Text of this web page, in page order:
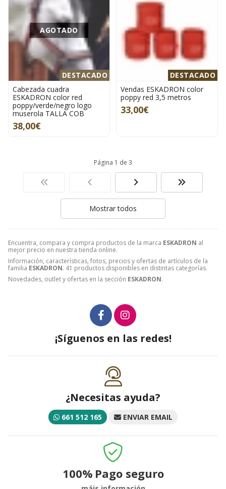
Encuentra, compara y compra productos de la marca ESKADRON al
mejor precio en nuestra tienda online.
Información, características, fotos, precios y ofertas de artículos de la
familia ESKADRON. 41 productos disponibles en distintas categorías.
Novedades, outlet y ofertas en la sección ESKADRON.
DESTACADO
AGOTADO
Cabezada cuadra
ESKADRON color red
poppy/verde/negro logo
muserola TALLA COB
38,00€
DESTACADO
Vendas ESKADRON color
poppy red 3,5 metros
33,00€
Página 1 de 3
Mostrar todos
¡Síguenos en las redes!
¿Necesitas ayuda?
661 512 165 ENVIAR EMAIL
100% Pago seguro